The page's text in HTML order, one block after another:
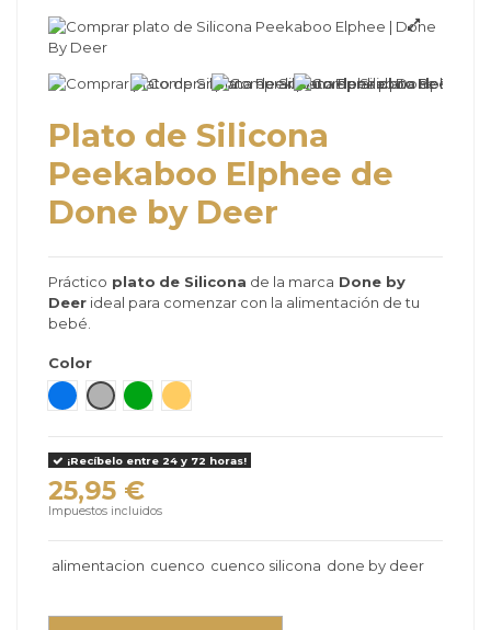
Plato de Silicona
Peekaboo Elphee de
Done by Deer
Práctico plato de Silicona de la marca Done by
Deer ideal para comenzar con la alimentación de tu
bebé.
Color
Azul
Gris Verde Mate
Mostaza
¡Recíbelo entre 24 y 72 horas!
25,95 €
Impuestos incluidos
alimentacion cuenco cuenco silicona done by deer